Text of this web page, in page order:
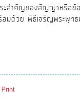
ระสำคัญของสัญญาหรือข้
มด้วย พิธีเจริญพระพุทธ
Print